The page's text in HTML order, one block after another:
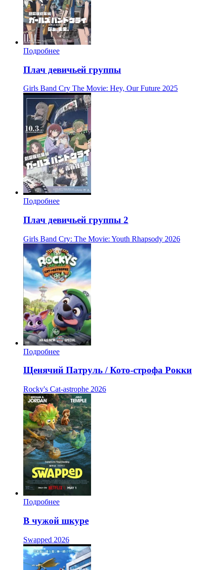
Подробнее
Плач девичьей группы
Girls Band Cry The Movie: Hey, Our Future 2025
Подробнее
Плач девичьей группы 2
Girls Band Cry: The Movie: Youth Rhapsody 2026
Подробнее
Щенячий Патруль / Кото-строфа Рокки
Rocky's Cat-astrophe 2026
Подробнее
В чужой шкуре
Swapped 2026